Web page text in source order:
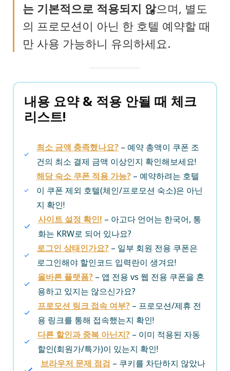
는 기본적으로 적용되지 않으며, 별도
의 프로모션이 아닌 한 호텔 예약할 때
만 사용 가능하니 유의하세요.
내용 요약 & 적용 안될 때 체크
리스트!
최소 금액 충족했나요? – 예약 총액이 쿠폰 조
건의 최소 결제 금액 이상인지 확인해보세요!
해당 숙소 쿠폰 적용 가능?– 예약하려는 호텔
이 쿠폰 제외 호텔(체인/프로모션 숙소)은 아닌
지 확인!
사이트 설정 확인! – 아고다 언어는 한국어, 통
화는 KRW로 되어 있나요?
로그인 상태인가요? – 일부 회원 전용 쿠폰은
로그인해야 할인코드 입력란이 생겨요!
올바른 플랫폼? – 앱 전용 vs 웹 전용 쿠폰을 혼
용하고 있지는 않으신가요?
프로모션 링크 접속 여부?– 프로모션/제휴 전
용 링크를 통해 접속했는지 확인!
다른 할인과 중복 아닌지?– 이미 적용된 자동
할인(회원가/특가)이 있는지 확인!
브라우저 문제 점검 – 쿠키를 차단하지 않았나